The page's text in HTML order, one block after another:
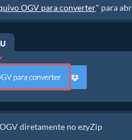
OGV para converter" para
diretamente no ezyZip